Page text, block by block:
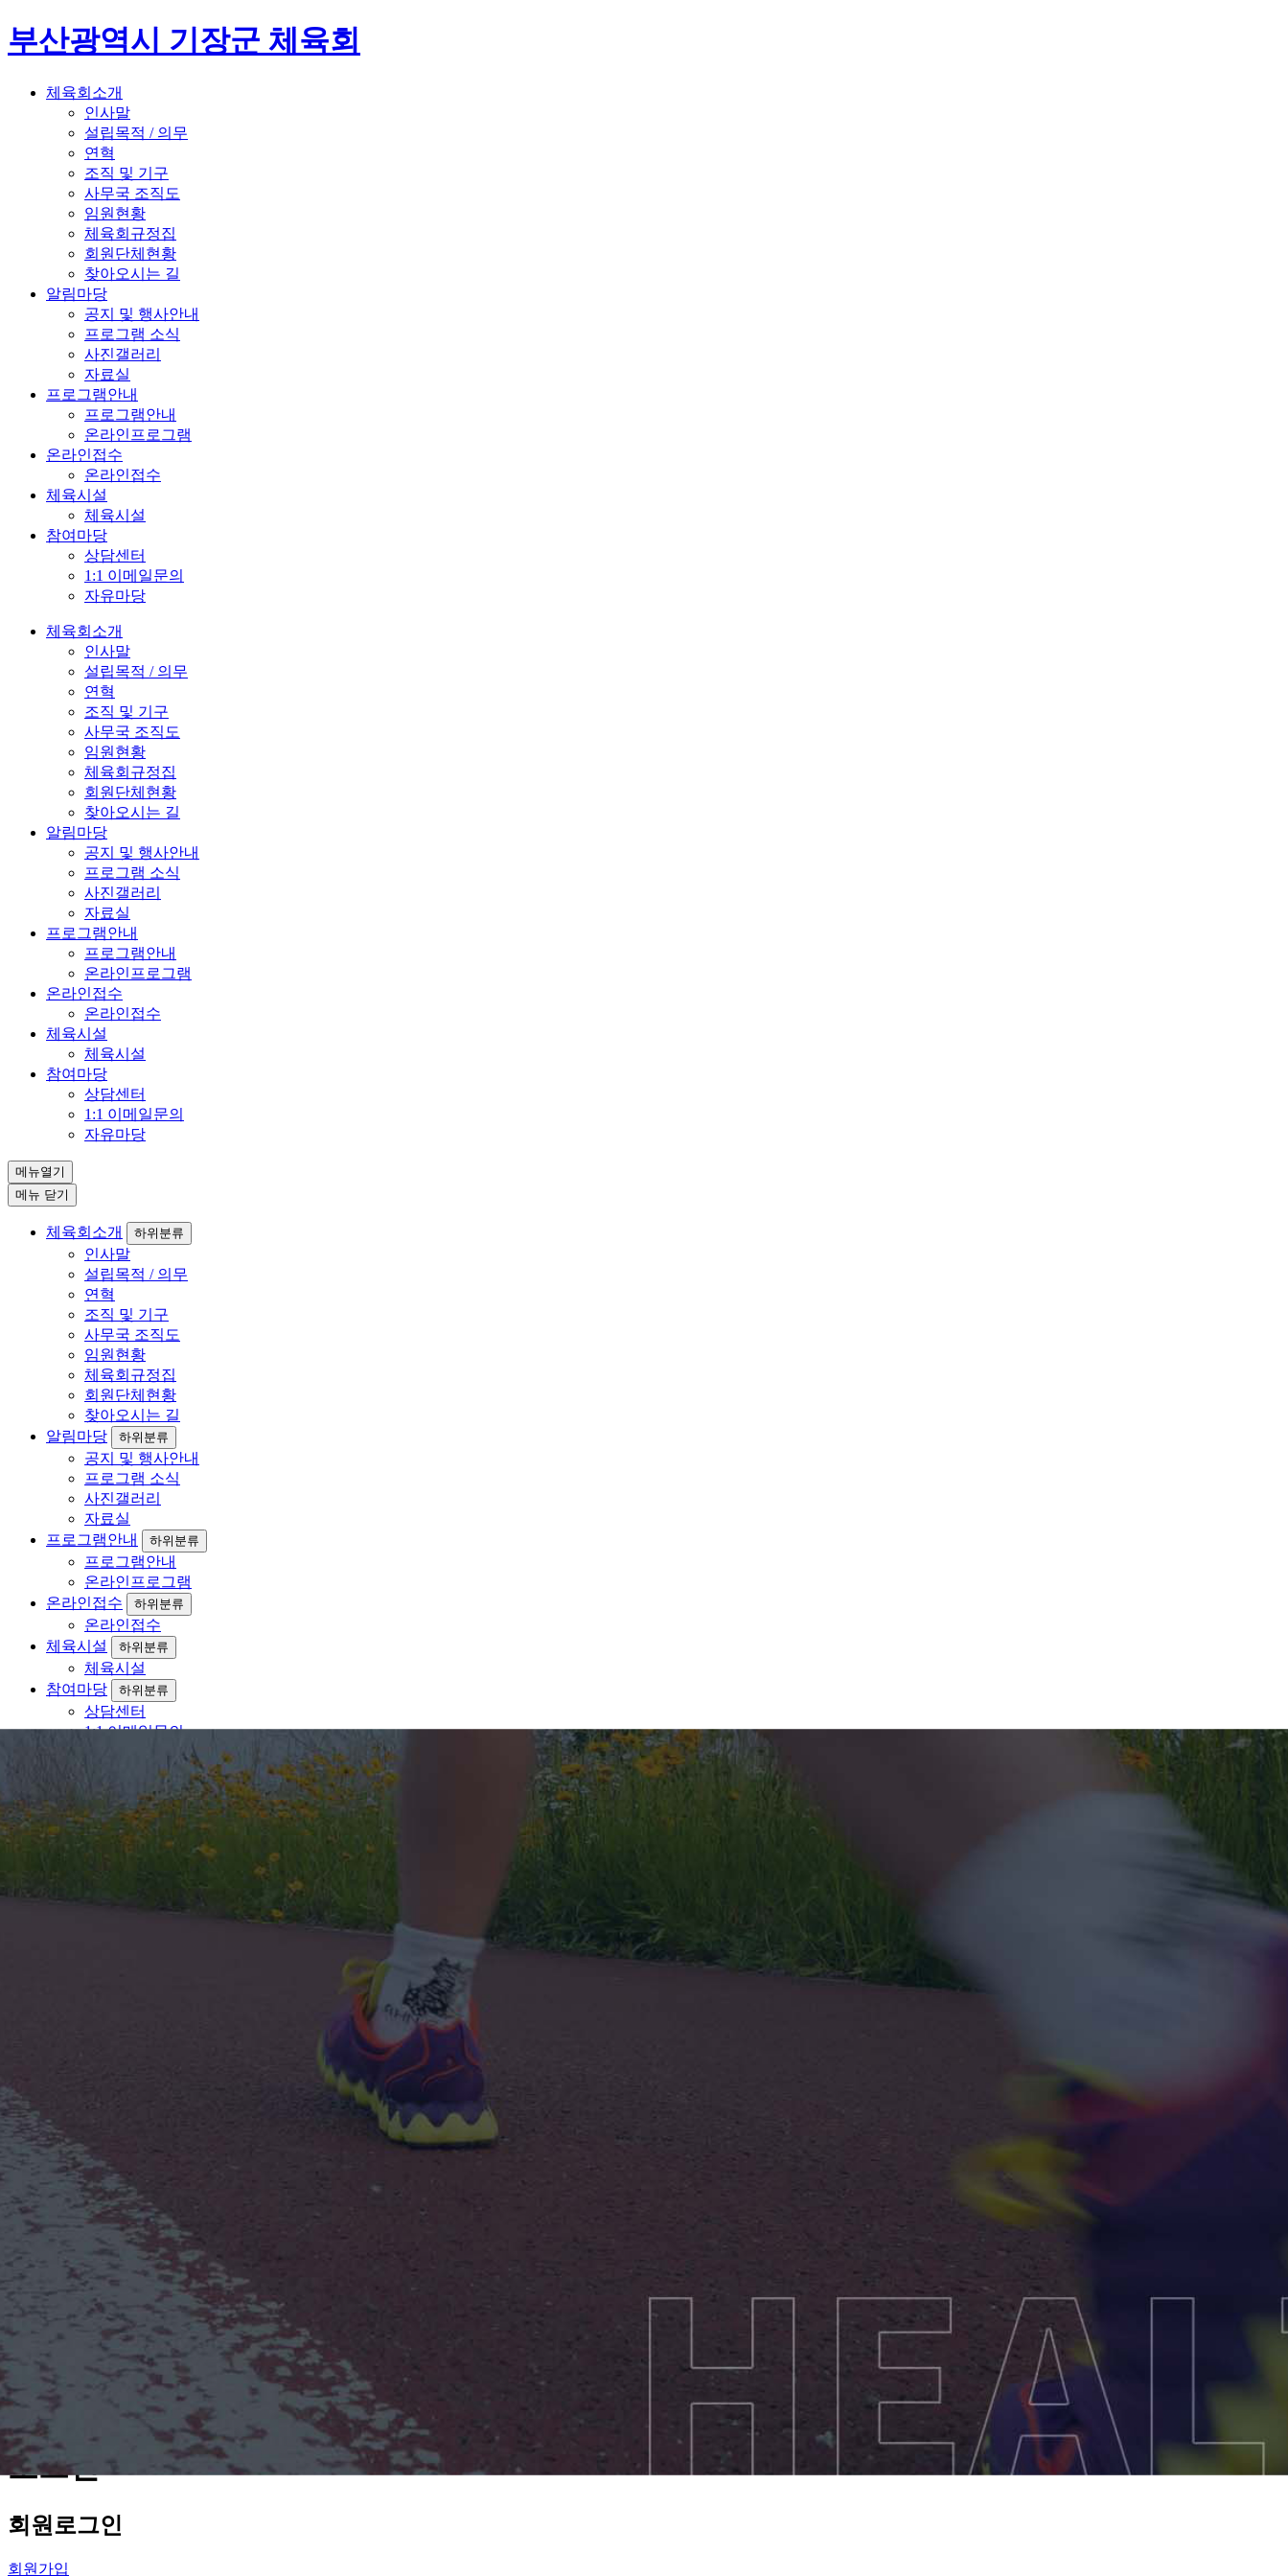
부산광역시 기장군 체육회
체육회소개
인사말
설립목적 / 의무
연혁
조직 및 기구
사무국 조직도
임원현황
체육회규정집
회원단체현황
찾아오시는 길
알림마당
공지 및 행사안내
프로그램 소식
사진갤러리
자료실
프로그램안내
프로그램안내
온라인프로그램
온라인접수
온라인접수
체육시설
체육시설
참여마당
상담센터
1:1 이메일문의
자유마당
체육회소개
인사말
설립목적 / 의무
연혁
조직 및 기구
사무국 조직도
임원현황
체육회규정집
회원단체현황
찾아오시는 길
알림마당
공지 및 행사안내
프로그램 소식
사진갤러리
자료실
프로그램안내
프로그램안내
온라인프로그램
온라인접수
온라인접수
체육시설
체육시설
참여마당
상담센터
1:1 이메일문의
자유마당
메뉴열기
메뉴 닫기
체육회소개 하위분류
인사말
설립목적 / 의무
연혁
조직 및 기구
사무국 조직도
임원현황
체육회규정집
회원단체현황
찾아오시는 길
알림마당
하위분류
공지 및 행사안내
프로그램 소식
사진갤러리
자료실
프로그램안내
하위분류
프로그램안내
온라인프로그램
온라인접수
하위분류
온라인접수
체육시설
하위분류
체육시설
참여마당
하위분류
상담센터
1:1 이메일문의
로그인
회원 로그인
회원가입